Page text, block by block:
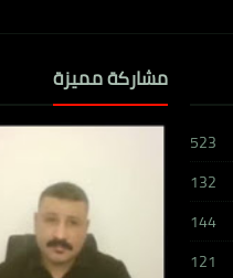
523
132
144
121
مشاركة مميزة